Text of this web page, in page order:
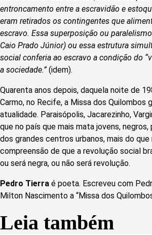
entroncamento entre a escravidão e
eram retirados os contingentes que
escravo. Essa superposição ou
Caio Prado Júnior) ou essa estrutura
social conferia ao escravo a condição do
a sociedade.” (idem).
Quarenta anos depois, daquela noite de
Carmo, no Recife, a Missa dos Quilombos
atualidade. Paraisópolis, Jacarezinho,
que no país que mais mata jovens,
dos grandes centros urbanos, mais do que
compreensão de que a revolução social
ou será negra, ou não será revolução.
Pedro Tierra é poeta. Escreveu com
Milton Nascimento a “Missa dos
Leia também